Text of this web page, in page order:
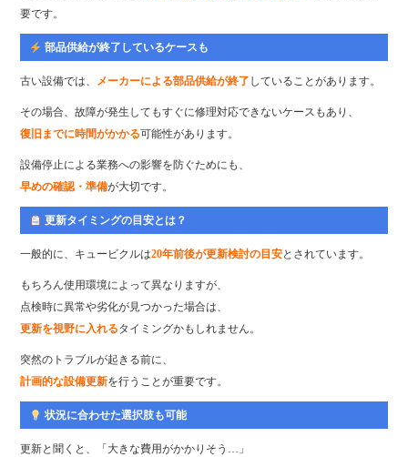
要です。
部品供給が終了しているケースも
古い設備では、 メーカーによる部品供給が終了 していることがあります。
その場合、故障が発生してもすぐに修理対応できないケースもあり、
復旧までに時間がかかる可能性があります。
設備停止による業務への影響を防ぐためにも、
早めの確認・準備が大切です。
更新タイミングの目安とは？
一般的に、キュービクルは20年前後が更新検討の目安とされています。
もちろん使用環境によって異なりますが、
点検時に異常や劣化が見つかった場合は、
更新を視野に入れるタイミングかもしれません。
突然のトラブルが起きる前に、
計画的な設備更新を行うことが重要です。
状況に合わせた選択肢も可能
更新と聞くと、「大きな費用がかかりそう…」